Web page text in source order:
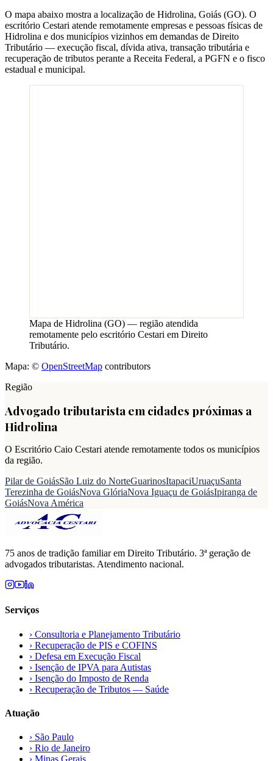
O mapa abaixo mostra a localização de Hidrolina, Goiás (GO). O
escritório Cestari atende remotamente empresas e pessoas físicas de
Hidrolina e dos municípios vizinhos em demandas de Direito
Tributário — execução fiscal, dívida ativa, transação tributária e
recuperação de tributos perante a Receita Federal, a PGFN e o fisco
estadual e municipal.
Mapa de Hidrolina (GO) — região atendida
remotamente pelo escritório Cestari em Direito
Tributário.
Mapa: © OpenStreetMap contributors
Região
Advogado tributarista em cidades próximas a
Hidrolina
O Escritório Caio Cestari atende remotamente todos os municípios
da região.
Pilar de GoiásSão Luiz do NorteGuarinosItapaciUruaçuSanta
Terezinha de GoiásNova GlóriaNova Iguaçu de GoiásIpiranga de
GoiásNova América
75 anos de tradição familiar em Direito Tributário. 3ª geração de
advogados tributaristas. Atendimento nacional.
Serviços
› Consultoria e Planejamento Tributário
› Recuperação de PIS e COFINS
› Defesa em Execução Fiscal
› Isenção de IPVA para Autistas
› Isenção do Imposto de Renda
› Recuperação de Tributos — Saúde
Atuação
› São Paulo
› Rio de Janeiro
› Minas Gerais